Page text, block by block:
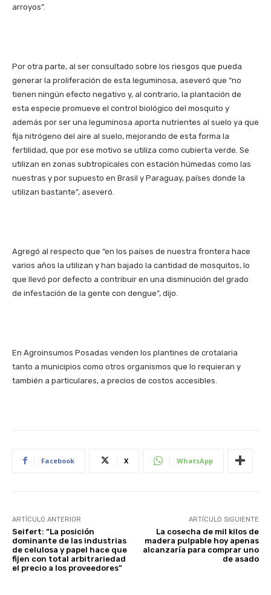
arroyos”.
Por otra parte, al ser consultado sobre los riesgos que pueda
generar la proliferación de esta leguminosa, aseveró que “no
tienen ningún efecto negativo y, al contrario, la plantación de
esta especie promueve el control biológico del mosquito y
además por ser una leguminosa aporta nutrientes al suelo ya que
fija nitrógeno del aire al suelo, mejorando de esta forma la
fertilidad, que por ese motivo se utiliza como cubierta verde. Se
utilizan en zonas subtropicales con estación húmedas como las
nuestras y por supuesto en Brasil y Paraguay, países donde la
utilizan bastante”, aseveró.
Agregó al respecto que “en los países de nuestra frontera hace
varios años la utilizan y han bajado la cantidad de mosquitos, lo
que llevó por defecto a contribuir en una disminución del grado
de infestación de la gente con dengue”, dijo.
En Agroinsumos Posadas venden los plantines de crotalaria
tanto a municipios como otros organismos que lo requieran y
también a particulares, a precios de costos accesibles.
Facebook X WhatsApp
ARTÍCULO ANTERIOR
Seifert: “La posición
dominante de las industrias
de celulosa y papel hace que
fijen con total arbitrariedad
el precio a los proveedores”
ARTÍCULO SIGUIENTE
La cosecha de mil kilos de
madera pulpable hoy apenas
alcanzaría para comprar uno
de asado